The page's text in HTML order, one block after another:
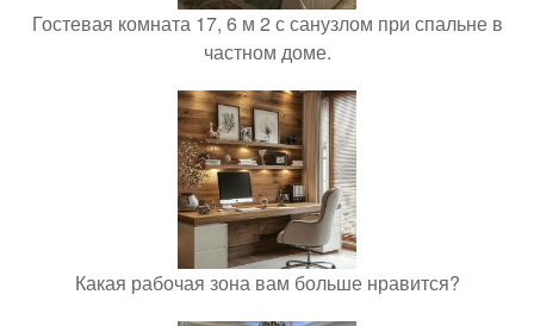
Гостевая комната 17, 6 м 2 с санузлом при спальне в
частном доме.
Какая рабочая зона вам больше нравится?